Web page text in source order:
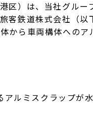
）は、当社グル
鉄道株式会社（
から車両構体への
ルミスクラップが